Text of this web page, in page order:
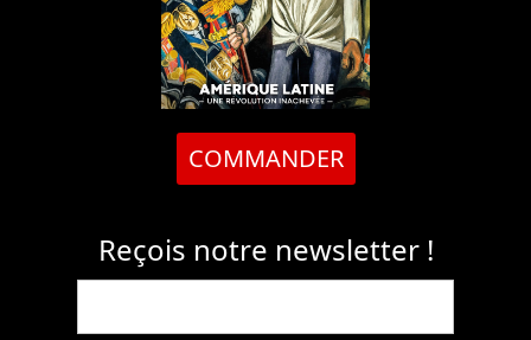
COMMANDER
Reçois notre newsletter !